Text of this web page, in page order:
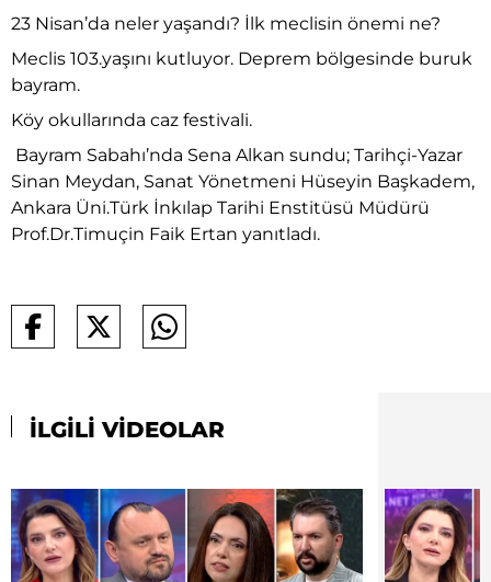
23 Nisan’da neler yaşandı? İlk meclisin önemi ne?
Meclis 103.yaşını kutluyor. Deprem bölgesinde buruk
bayram.
Köy okullarında caz festivali.
Bayram Sabahı’nda Sena Alkan sundu; Tarihçi-Yazar
Sinan Meydan, Sanat Yönetmeni Hüseyin Başkadem,
Ankara Üni.Türk İnkılap Tarihi Enstitüsü Müdürü
Prof.Dr.Timuçin Faik Ertan yanıtladı.
İLGİLİ VİDEOLAR